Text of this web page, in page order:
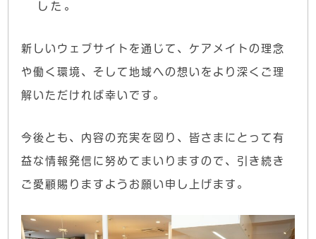
した。
新しいウェブサイトを通じて、ケアメイトの理念
や働く環境、そして地域への想いをより深くご理
解いただければ幸いです。
今後とも、内容の充実を図り、皆さまにとって有
益な情報発信に努めてまいりますので、引き続き
ご愛顧賜りますようお願い申し上げます。